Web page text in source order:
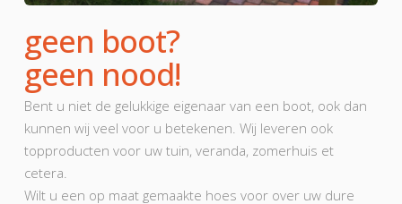
geen boot?
geen nood!
Bent u niet de gelukkige eigenaar van een boot, ook dan
kunnen wij veel voor u betekenen. Wij leveren ook
topproducten voor uw tuin, veranda, zomerhuis et
cetera.
Wilt u een op maat gemaakte hoes voor over uw dure